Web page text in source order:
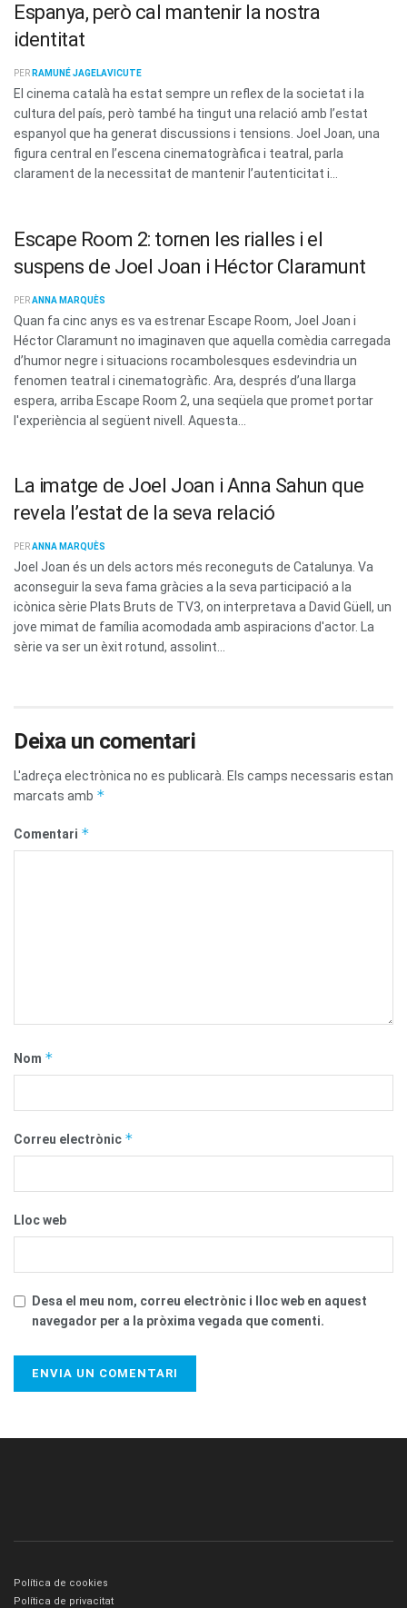
Espanya, però cal mantenir la nostra
identitat
PER RAMUNÉ JAGELAVICUTE
El cinema català ha estat sempre un reflex de la societat i la
cultura del país, però també ha tingut una relació amb l’estat
espanyol que ha generat discussions i tensions. Joel Joan, una
figura central en l’escena cinematogràfica i teatral, parla
clarament de la necessitat de mantenir l’autenticitat i...
Escape Room 2: tornen les rialles i el
suspens de Joel Joan i Héctor Claramunt
PERANNA MARQUÈS
Quan fa cinc anys es va estrenar Escape Room, Joel Joan i
Héctor Claramunt no imaginaven que aquella comèdia carregada
d’humor negre i situacions rocambolesques esdevindria un
fenomen teatral i cinematogràfic. Ara, després d’una llarga
espera, arriba Escape Room 2, una seqüela que promet portar
l'experiència al següent nivell. Aquesta...
La imatge de Joel Joan i Anna Sahun que
revela l’estat de la seva relació
PERANNA MARQUÈS
Joel Joan és un dels actors més reconeguts de Catalunya. Va
aconseguir la seva fama gràcies a la seva participació a la
icònica sèrie Plats Bruts de TV3, on interpretava a David Güell, un
jove mimat de família acomodada amb aspiracions d'actor. La
sèrie va ser un èxit rotund, assolint...
Deixa un comentari
L'adreça electrònica no es publicarà. Els camps necessaris estan
marcats amb *
Comentari *
Nom *
Correu electrònic *
Lloc web
Desa el meu nom, correu electrònic i lloc web en aquest
navegador per a la pròxima vegada que comenti.
Política de cookies
Política de privacitat